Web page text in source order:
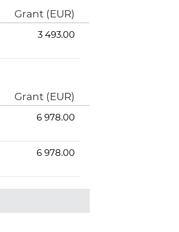
Grant (EUR)
3 493.00
Grant (EUR)
6 978.00
6 978.00